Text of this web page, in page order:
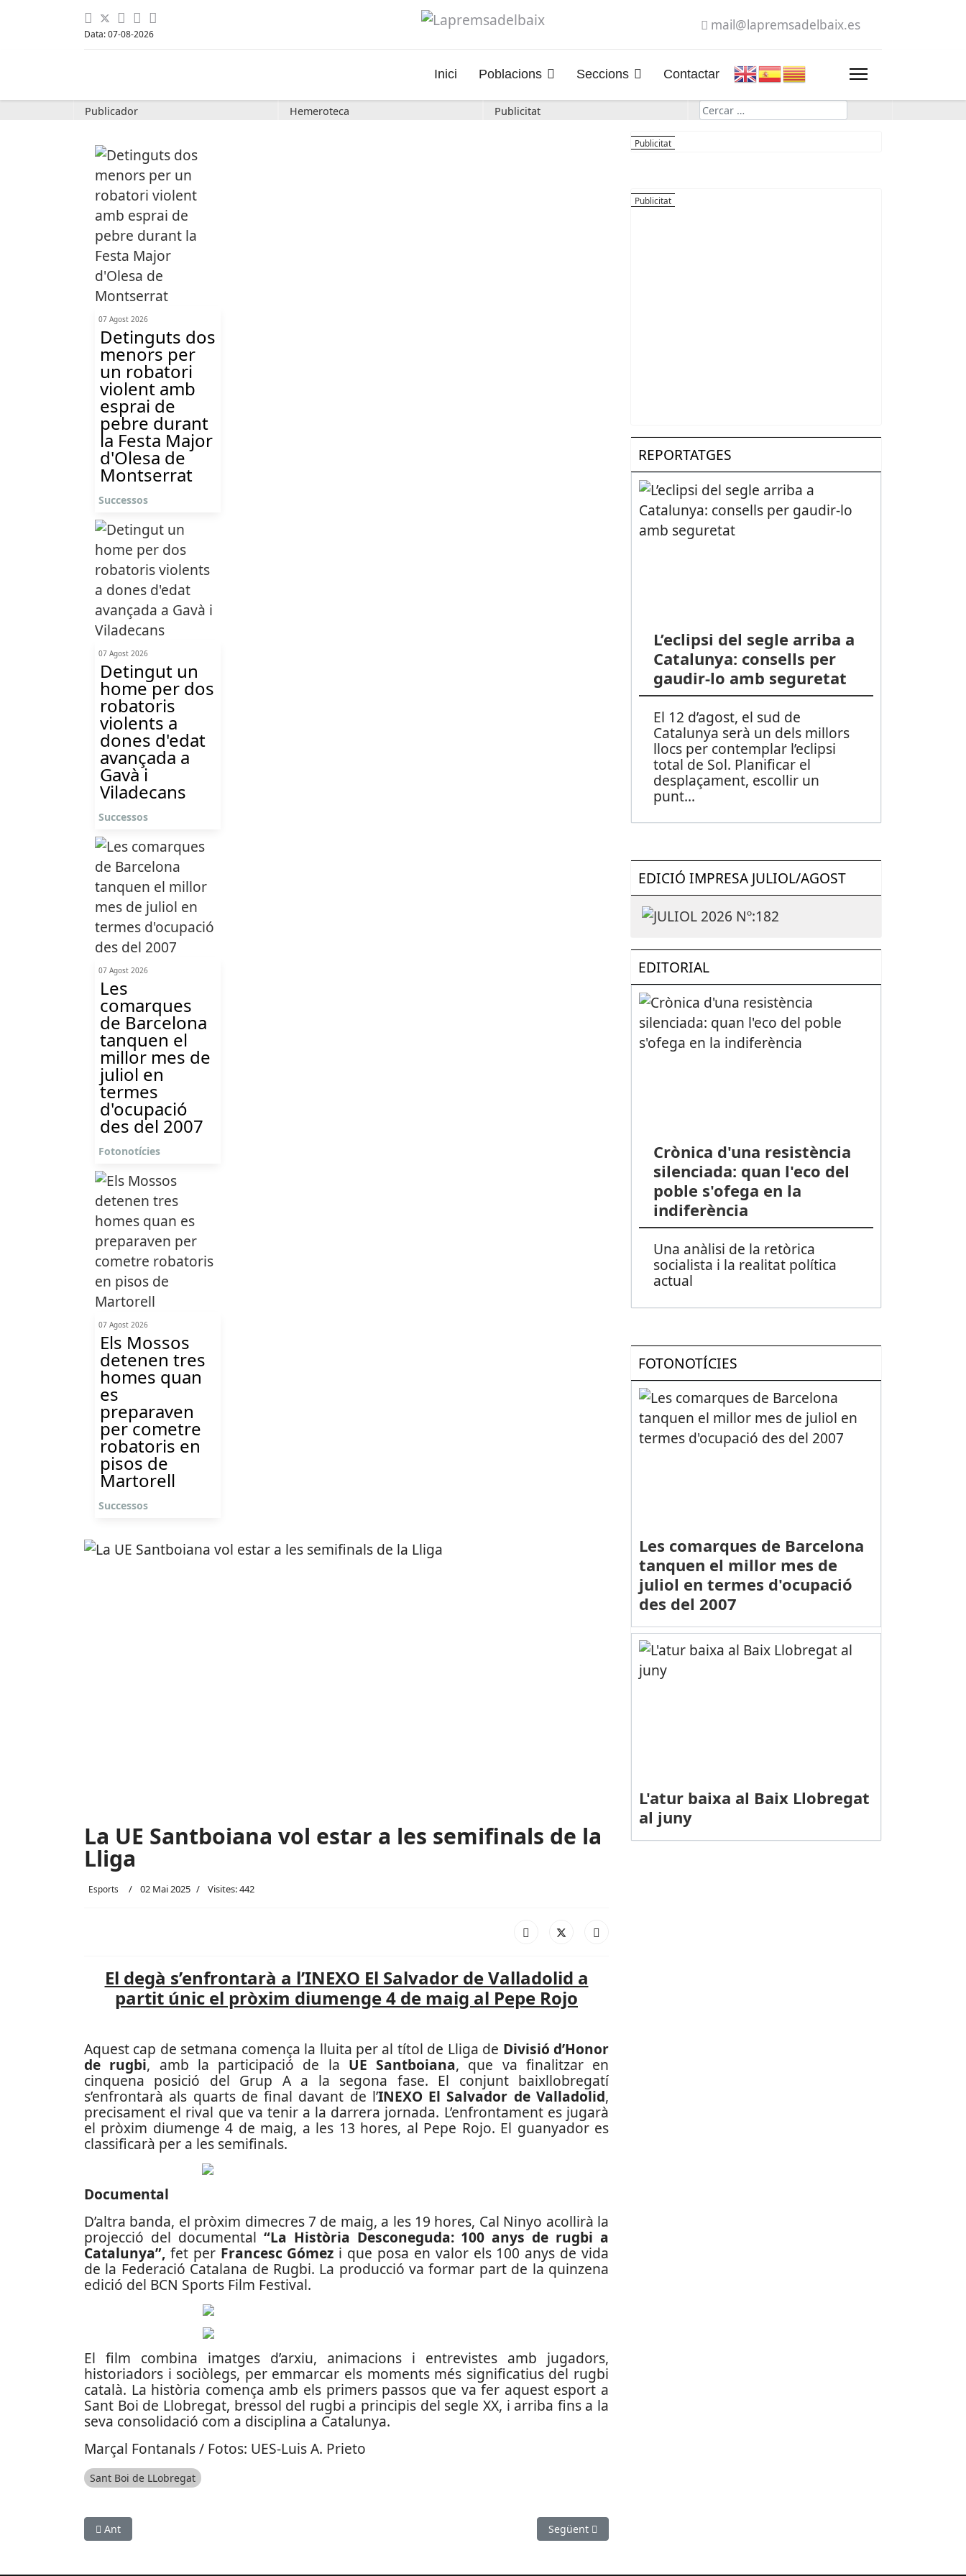
Data: 07-08-2026
mail@lapremsadelbaix.es
Inici Poblacions Seccions Contactar
Publicador Hemeroteca Publicitat Cerca
07 Agost 2026
Detinguts dos
menors per
un robatori
violent amb
esprai de
pebre durant
la Festa Major
d'Olesa de
Montserrat
Successos
07 Agost 2026
Detingut un
home per dos
robatoris
violents a
dones d'edat
avançada a
Gavà i
Viladecans
Successos
07 Agost 2026
Les
comarques
de Barcelona
tanquen el
millor mes de
juliol en
termes
d'ocupació
des del 2007
Fotonotícies
07 Agost 2026
Els Mossos
detenen tres
homes quan
es
preparaven
per cometre
robatoris en
pisos de
Martorell
Successos
La UE Santboiana vol estar a les semifinals de la
Lliga
Esports 02 Mai 2025 Visites: 442
El degà s’enfrontarà a l’INEXO El Salvador de Valladolid a
partit únic el pròxim diumenge 4 de maig al Pepe Rojo
Aquest cap de setmana comença la lluita per al títol de Lliga de Divisió d’Honor
de rugbi, amb la participació de la UE Santboiana, que va finalitzar en
cinquena posició del Grup A a la segona fase. El conjunt baixllobregatí
s’enfrontarà als quarts de final davant de l’INEXO El Salvador de Valladolid,
precisament el rival que va tenir a la darrera jornada. L’enfrontament es jugarà
el pròxim diumenge 4 de maig, a les 13 hores, al Pepe Rojo. El guanyador es
classificarà per a les semifinals.
Documental
D’altra banda, el pròxim dimecres 7 de maig, a les 19 hores, Cal Ninyo acollirà la
projecció del documental “La Història Desconeguda: 100 anys de rugbi a
Catalunya”, fet per Francesc Gómez i que posa en valor els 100 anys de vida
de la Federació Catalana de Rugbi. La producció va formar part de la quinzena
edició del BCN Sports Film Festival.
El film combina imatges d’arxiu, animacions i entrevistes amb jugadors,
historiadors i sociòlegs, per emmarcar els moments més significatius del rugbi
català. La història comença amb els primers passos que va fer aquest esport a
Sant Boi de Llobregat, bressol del rugbi a principis del segle XX, i arriba fins a la
seva consolidació com a disciplina a Catalunya.
Marçal Fontanals / Fotos: UES-Luis A. Prieto
Sant Boi de LLobregat
Article anterior: La Mitja Desvern 2025 aplega prop de 500 participants
Ant Article següent: Youssef Koumali i Joana Minguet guanyen els 7 Km del Riu
Següent
REPORTATGES
L’eclipsi del segle arriba a
Catalunya: consells per
gaudir-lo amb seguretat
El 12 d’agost, el sud de
Catalunya serà un dels millors
llocs per contemplar l’eclipsi
total de Sol. Planificar el
desplaçament, escollir un
punt...
EDICIÓ IMPRESA JULIOL/AGOST
EDITORIAL
Crònica d'una resistència
silenciada: quan l'eco del
poble s'ofega en la
indiferència
Una anàlisi de la retòrica
socialista i la realitat política
actual
FOTONOTÍCIES
Les comarques de Barcelona
tanquen el millor mes de
juliol en termes d'ocupació
des del 2007
L'atur baixa al Baix Llobregat
al juny